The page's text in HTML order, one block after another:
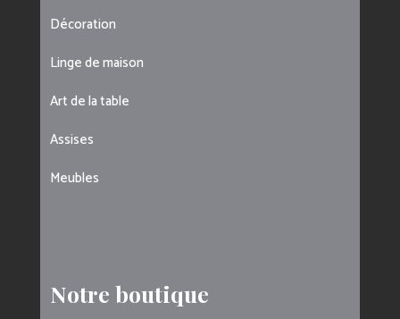
Décoration
Linge de maison
Art de la table
Assises
Meubles
Notre boutique